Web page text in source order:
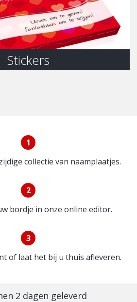
Stickers
1
collectie van naamplaatjes.
2
bordje in onze online editor.
3
of laat het bij u thuis afleveren.
2 dagen geleverd